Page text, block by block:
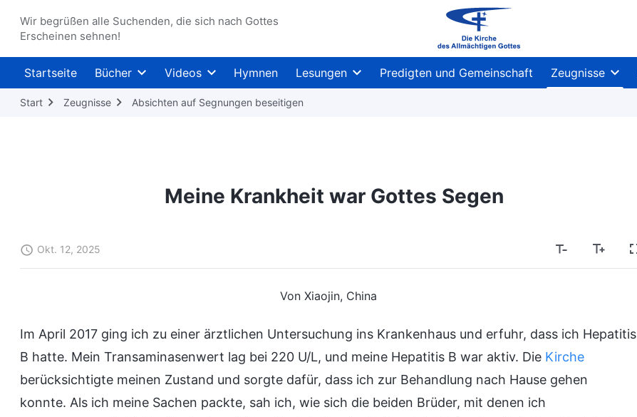
Wir begrüßen alle Suchenden, die sich nach Gottes
Erscheinen sehnen!
Startseite Bücher Videos Hymnen Lesungen Predigten und Gemeinschaft Zeugnisse
Start Zeugnisse Absichten auf Segnungen beseitigen
Meine Krankheit war Gottes Segen
Okt. 12, 2025
Von Xiaojin, China
Im April 2017 ging ich zu einer ärztlichen Untersuchung ins Krankenhaus und erfuhr, dass ich Hepatitis
B hatte. Mein Transaminasenwert lag bei 220 U/L, und meine Hepatitis B war aktiv. Die Kirche
berücksichtigte meinen Zustand und sorgte dafür, dass ich zur Behandlung nach Hause gehen
konnte. Als ich meine Sachen packte, sah ich, wie sich die beiden Brüder, mit denen ich